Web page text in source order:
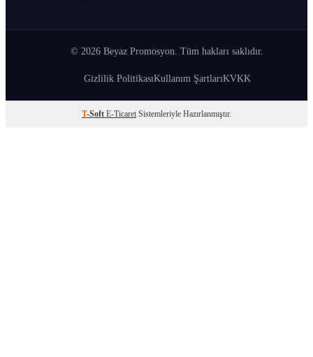
© 2026 Beyaz Promosyon. Tüm hakları saklıdır.
Gizlilik PolitikasıKullanım ŞartlarıKVKK
T-Soft E-Ticaret Sistemleriyle Hazırlanmıştır.